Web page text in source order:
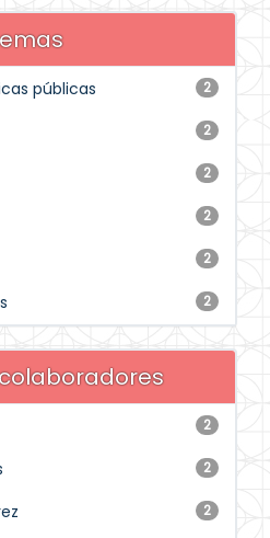
2
públicas
2
2
2
2
2
2
2
2